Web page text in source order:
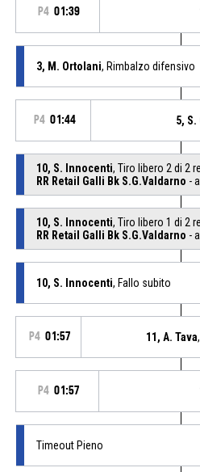
P4 01:39
3, M. Ortolani, Rimbalzo difensivo
P4 01:44 5,
10, S. Innocenti, Tiro libero 2 di 2
RR Retail Galli Bk S.G.Valdarno -
10, S. Innocenti, Tiro libero 1 di 2
RR Retail Galli Bk S.G.Valdarno -
10, S. Innocenti, Fallo subito
P4 01:57 11, A. Tava
P4 01:57
Timeout Pieno